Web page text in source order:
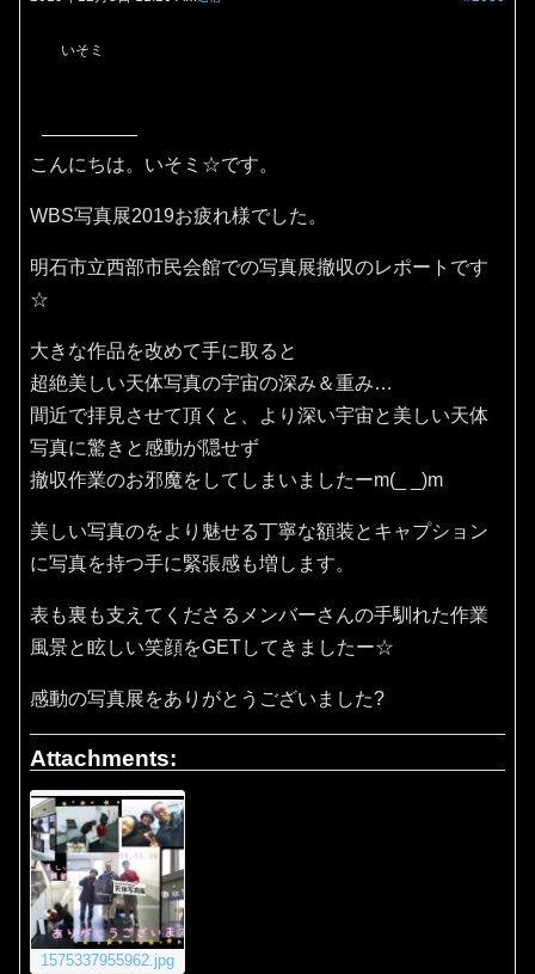
いそミ
こんにちは。いそミ☆です。
WBS写真展2019お疲れ様でした。
明石市立西部市民会館での写真展撤収のレポートです
☆
大きな作品を改めて手に取ると
超絶美しい天体写真の宇宙の深み＆重み…
間近で拝見させて頂くと、より深い宇宙と美しい天体
写真に驚きと感動が隠せず
撤収作業のお邪魔をしてしまいましたーm(_ _)m
美しい写真のをより魅せる丁寧な額装とキャプション
に写真を持つ手に緊張感も増します。
表も裏も支えてくださるメンバーさんの手馴れた作業
風景と眩しい笑顔をGETしてきましたー☆
感動の写真展をありがとうございました?
Attachments:
1575337955962.jpg